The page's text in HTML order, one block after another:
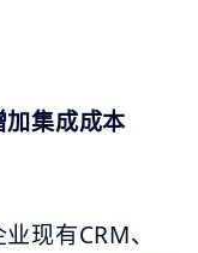
加集成成本
现有CRM、